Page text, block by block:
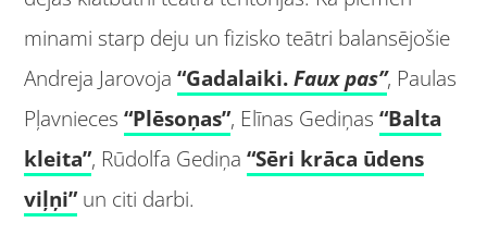
minami starp deju un fizisko teātri balansējošie
Andreja Jarovoja“Gadalaiki.Faux pas”, Paulas
Pļavnieces“Plēsoņas”, Elīnas Gediņas“Balta
kleita”, Rūdolfa Gediņa“Sēri krāca ūdens
viļņi”un citi darbi.